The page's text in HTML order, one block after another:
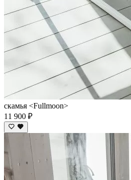
скамья <Fullmoon>
11 900 ₽